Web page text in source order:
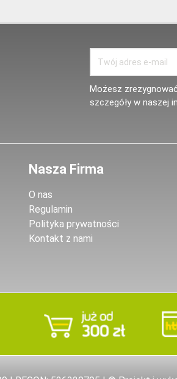
Możesz
szczegóły w naszej
Nasza Firma
O nas
Regulamin
Polityka prywatności
Kontakt z nami